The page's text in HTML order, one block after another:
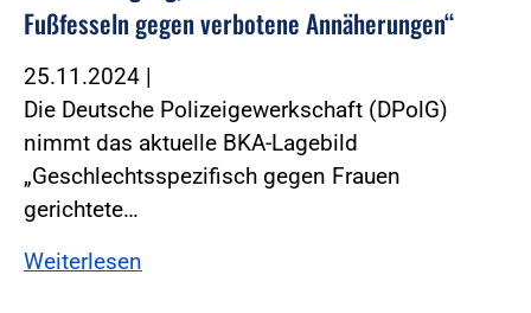
Fußfesseln gegen verbotene Annäherungen“
25.11.2024 |
Die Deutsche Polizeigewerkschaft (DPolG)
nimmt das aktuelle BKA-Lagebild
„Geschlechtsspezifisch gegen Frauen
gerichtete…
Weiterlesen